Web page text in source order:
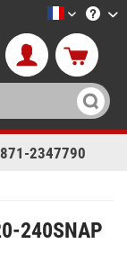
LTT-
2347790
240SNAP